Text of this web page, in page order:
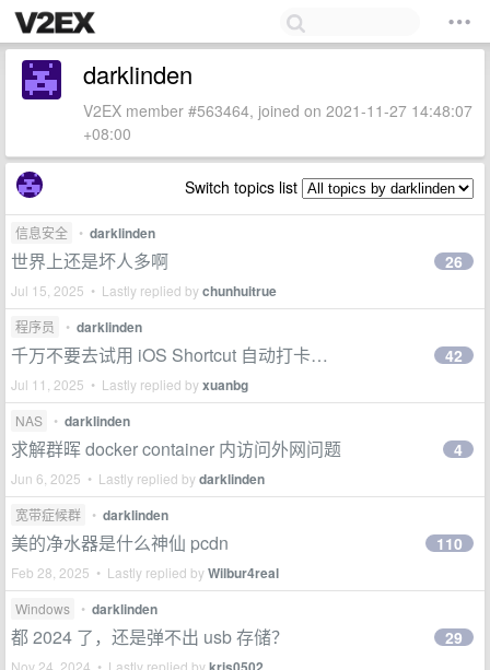
darklinden
V2EX member #563464, joined on 2021-11-27 14:48:07
+08:00
Switch topics list
信息安全 • darklinden
世界上还是坏人多啊
Jul 15, 2025 • Lastly replied bychunhuitrue
26
程序员 • darklinden
千万不要去试用 iOS Shortcut 自动打卡…
Jul 11, 2025 • Lastly replied byxuanbg
42
NAS • darklinden
求解群晖 docker container 内访问外网问题
Jun 6, 2025 • Lastly replied bydarklinden
4
宽带症候群 • darklinden
美的净水器是什么神仙 pcdn
Feb 28, 2025 • Lastly replied byWilbur4real
110
Windows • darklinden
都 2024 了，还是弹不出 usb 存储？
Nov 24, 2024 • Lastly replied by
29